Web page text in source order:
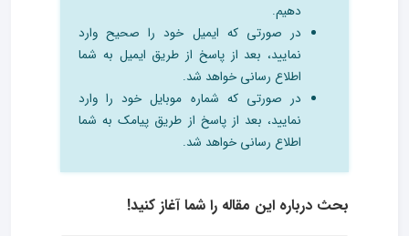
دهیم.
در صورتی که ایمیل خود را صحیح وارد
نمایید، بعد از پاسخ از طریق ایمیل به شما
اطلاع رسانی خواهد شد.
در صورتی که شماره موبایل خود را وارد
نمایید، بعد از پاسخ از طریق پیامک به شما
اطلاع رسانی خواهد شد.
بحث درباره این مقاله را شما آغاز کنید!